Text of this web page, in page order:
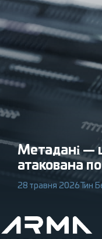
Метадані —
атакована
28 травня 2026Тин